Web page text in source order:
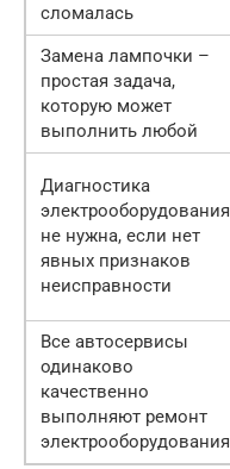
сломалась
Замена лампочки –
простая задача,
которую может
выполнить любой
Диагностика
электрооборудования
не нужна, если нет
явных признаков
неисправности
Все автосервисы
одинаково
качественно
выполняют ремонт
электрооборудования